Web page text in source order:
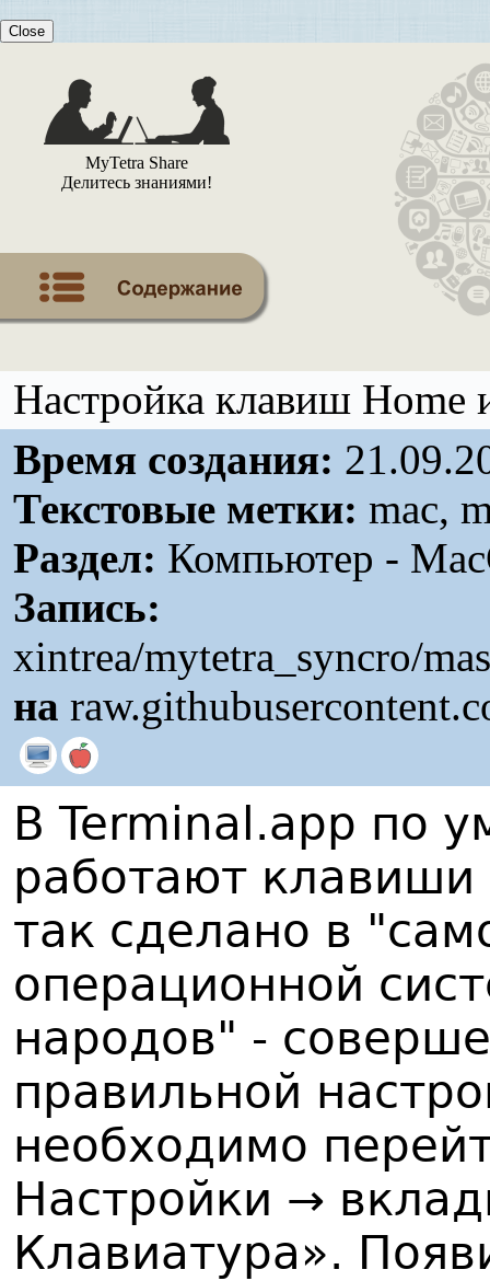
Close
MyTetra Share
Делитесь знаниями!
Настройка клавиш Home
Время создания:
Текстовые метки: mac,
Раздел: Компьютер -
Запись:
xintrea/mytetra_syncro/
на
В Terminal.app по
работают
так сделано в
операционной
народов" -
правильной
необходимо
Настройки →
Клавиатура».